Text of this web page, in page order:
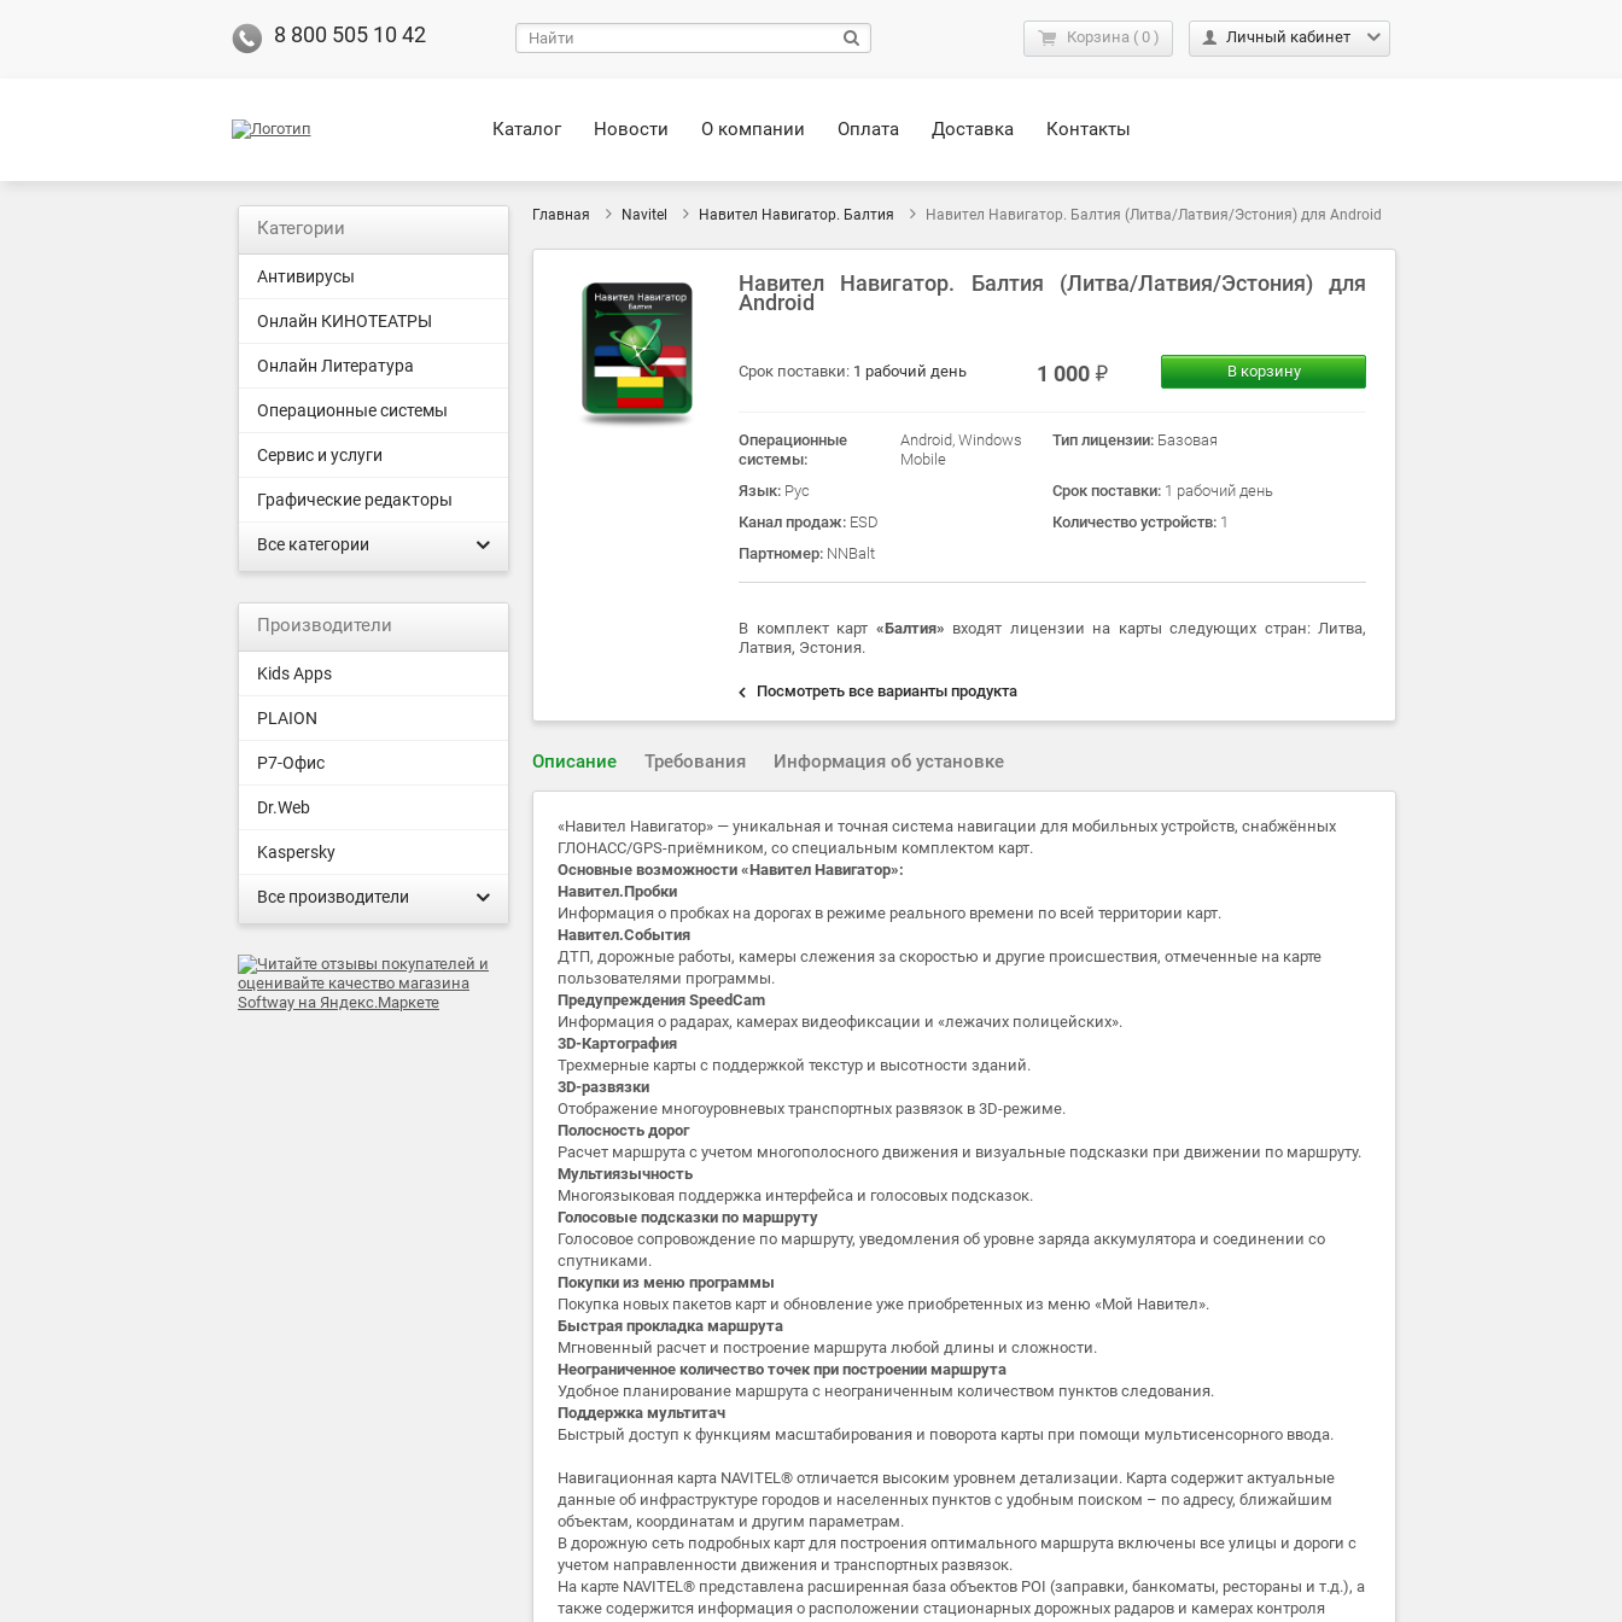
8 800 505 10 42 Корзина ( 0 ) Личный кабинет
Каталог Новости О компании Оплата Доставка Контакты
Главная Navitel Навител Навигатор. Балтия Навител Навигатор. Балтия (Литва/Латвия/Эстония) для Android
Навител Навигатор. Балтия (Литва/Латвия/Эстония) для
Android
Срок поставки: 1 рабочий день 1 000 В корзину
Операционные
системы:
Android, Windows
Mobile
Тип лицензии: Базовая
Язык: Рус Срок поставки: 1 рабочий день
Канал продаж: ESD Количество устройств: 1
Партномер: NNBalt
В комплект карт «Балтия» входят лицензии на карты следующих стран: Литва,
Латвия, Эстония.
Посмотреть все варианты продукта
Описание Требования Информация об установке
«Навител Навигатор» — уникальная и точная система навигации для мобильных устройств, снабжённых
ГЛОНАСС/GPS-приёмником, со специальным комплектом карт.
Основные возможности «Навител Навигатор»:
Навител.Пробки
Информация о пробках на дорогах в режиме реального времени по всей территории карт.
Навител.События
ДТП, дорожные работы, камеры слежения за скоростью и другие происшествия, отмеченные на карте
пользователями программы.
Предупреждения SpeedCam
Информация о радарах, камерах видеофиксации и «лежачих полицейских».
3D-Картография
Трехмерные карты с поддержкой текстур и высотности зданий.
3D-развязки
Отображение многоуровневых транспортных развязок в 3D-режиме.
Полосность дорог
Расчет маршрута с учетом многополосного движения и визуальные подсказки при движении по маршруту.
Мультиязычность
Многоязыковая поддержка интерфейса и голосовых подсказок.
Голосовые подсказки по маршруту
Голосовое сопровождение по маршруту, уведомления об уровне заряда аккумулятора и соединении со
спутниками.
Покупки из меню программы
Покупка новых пакетов карт и обновление уже приобретенных из меню «Мой Навител».
Быстрая прокладка маршрута
Мгновенный расчет и построение маршрута любой длины и сложности.
Неограниченное количество точек при построении маршрута
Удобное планирование маршрута с неограниченным количеством пунктов следования.
Поддержка мультитач
Быстрый доступ к функциям масштабирования и поворота карты при помощи мультисенсорного ввода.
Навигационная карта NAVITEL® отличается высоким уровнем детализации. Карта содержит актуальные
данные об инфраструктуре городов и населенных пунктов с удобным поиском – по адресу, ближайшим
объектам, координатам и другим параметрам.
В дорожную сеть подробных карт для построения оптимального маршрута включены все улицы и дороги с
учетом направленности движения и транспортных развязок.
На карте NAVITEL® представлена расширенная база объектов POI (заправки, банкоматы, рестораны и т.д.), а
также содержится информация о расположении стационарных дорожных радаров и камерах контроля
Категории
Антивирусы
Онлайн КИНОТЕАТРЫ
Онлайн Литература
Операционные системы
Сервис и услуги
Графические редакторы
Все категории
Производители
Kids Apps
PLAION
Р7-Офис
Dr.Web
Kaspersky
Все производители